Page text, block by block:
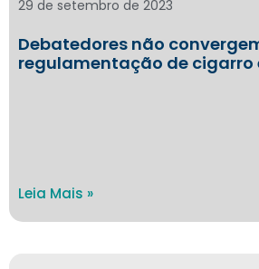
Debatedores não
regulamentação de cigarro
29 de setembro de 2023
Leia Mais »